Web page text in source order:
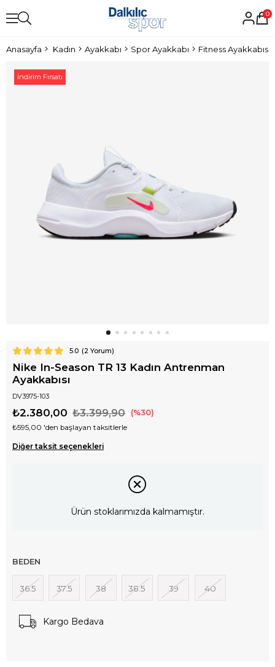
0
Anasayfa Kadın Ayakkabı Spor Ayakkabı Fitness Ayakkabısı
İndirim Fırsatı
5.0 (2 Yorum)
Nike In-Season TR 13 Kadın Antrenman
Ayakkabısı
DV3975-103
₺3.399,90
₺2.380,00 30
₺595,00 'den başlayan taksitlerle
Diğer taksit seçenekleri
Ürün stoklarımızda kalmamıştır.
BEDEN
36.5 37.5 38 38.5 39 40
Kargo Bedava